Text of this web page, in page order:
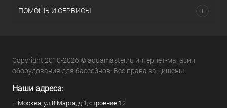
ПОМОЩЬ И СЕРВИСЫ
Copyright 2010-2026 © aquamaster.ru интернет-магазин
оборудования для бассейнов. Все права защищены.
Наши адреса:
г. Москва, ул.8 Марта, д.1, строение 12